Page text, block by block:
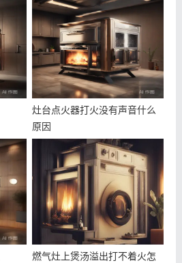
灶台点火器打火没有声音什么
原因
燃气灶上煲汤溢出打不着火怎